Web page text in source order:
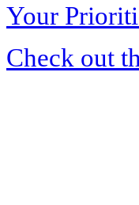
Your
Check out